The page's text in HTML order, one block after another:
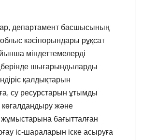
департамент басшысының
кәсіпорындары рұқсат
міндеттемелерді
шығарындыларды
қалдықтарын
су ресурстарын ұтымды
көгалдандыру және
бағытталған
іс-шараларын іске асыруға